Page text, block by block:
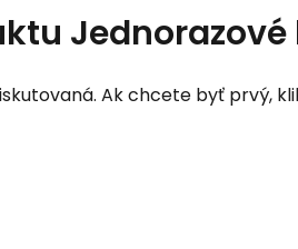
Ak chcete byť prvý,